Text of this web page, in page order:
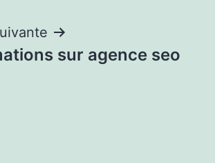
sur agence seo